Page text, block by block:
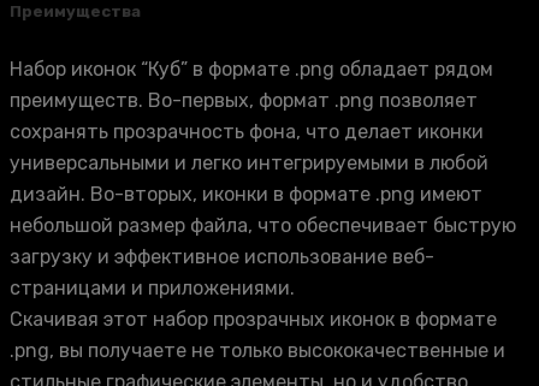
Преимущества
Набор иконок “Куб” в формате .png обладает рядом
преимуществ. Во-первых, формат .png позволяет
сохранять прозрачность фона, что делает иконки
универсальными и легко интегрируемыми в любой
дизайн. Во-вторых, иконки в формате .png имеют
небольшой размер файла, что обеспечивает быструю
загрузку и эффективное использование веб-
страницами и приложениями.
Скачивая этот набор прозрачных иконок в формате
.png, вы получаете не только высококачественные и